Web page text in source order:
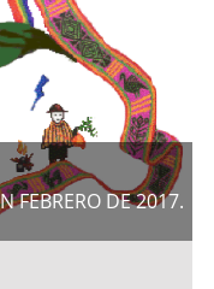
FEBRERO DE 2017.